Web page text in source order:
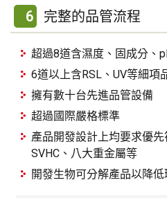
6 完整的品管流程
超過8道含濕度、固成分、
6道以上含RSL、UV等細項
擁有數十台先進品管設備
超過國際嚴格標準
產品開發設計上均要求優先
SVHC、八大重金屬等
開發生物可分解產品以降